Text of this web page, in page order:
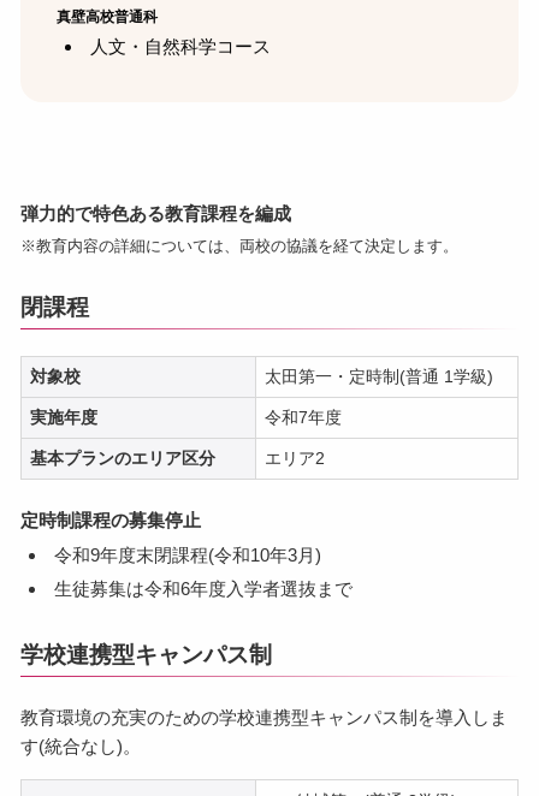
真壁高校普通科
人文・自然科学コース
弾力的で特色ある教育課程を編成
※教育内容の詳細については、両校の協議を経て決定します。
閉課程
対象校 太田第一・定時制(普通 1学級)
実施年度 令和7年度
基本プランのエリア区分 エリア2
定時制課程の募集停止
令和9年度末閉課程(令和10年3月)
生徒募集は令和6年度入学者選抜まで
学校連携型キャンパス制
教育環境の充実のための学校連携型キャンパス制を導入しま
す(統合なし)。